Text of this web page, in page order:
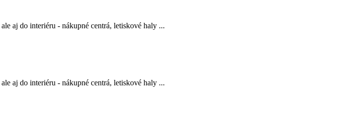
aj do interiéru - nákupné centrá, letiskové haly ...
aj do interiéru - nákupné centrá, letiskové haly ...